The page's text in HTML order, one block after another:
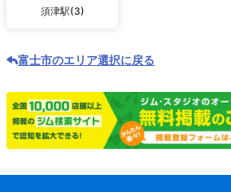
須津駅(3)
富士市のエリア選択に戻る